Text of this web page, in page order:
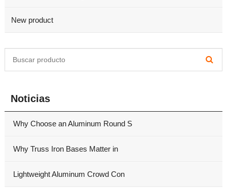
New product
Noticias
Why Choose an Aluminum Round S
Why Truss Iron Bases Matter in
Lightweight Aluminum Crowd Con